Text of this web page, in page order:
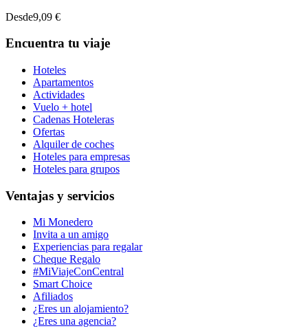
Desde9,09 €
Encuentra tu viaje
Hoteles
Apartamentos
Actividades
Vuelo + hotel
Cadenas Hoteleras
Ofertas
Alquiler de coches
Hoteles para empresas
Hoteles para grupos
Ventajas y servicios
Mi Monedero
Invita a un amigo
Experiencias para regalar
Cheque Regalo
#MiViajeConCentral
Smart Choice
Afiliados
¿Eres un alojamiento?
¿Eres una agencia?